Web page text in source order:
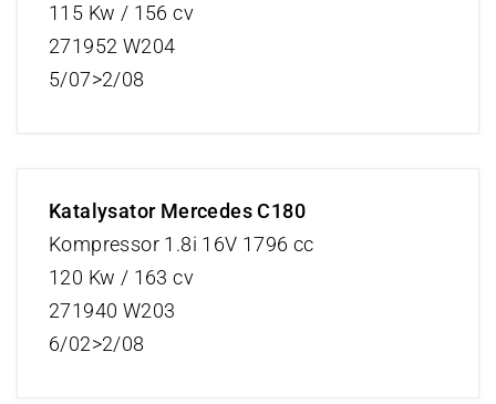
115 Kw / 156 cv
271952 W204
5/07>2/08
Katalysator Mercedes C180
Kompressor 1.8i 16V 1796 cc
120 Kw / 163 cv
271940 W203
6/02>2/08